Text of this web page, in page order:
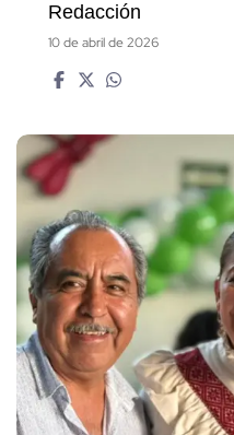
Redacción
10 de abril de 2026